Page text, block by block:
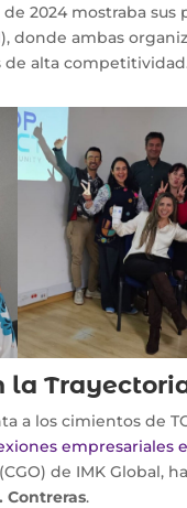
2024 mostraba
), donde ambas
de alta
la
a los cimientos de
empresariales
de IMK Global,
Contreras.